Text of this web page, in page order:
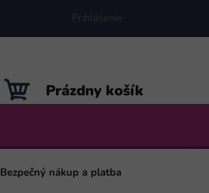
MAPA SERVERU
Prihlásenie
NÁKUPNÝ
KOŠÍK
Prázdny košík
Bezpečný nákup a platba